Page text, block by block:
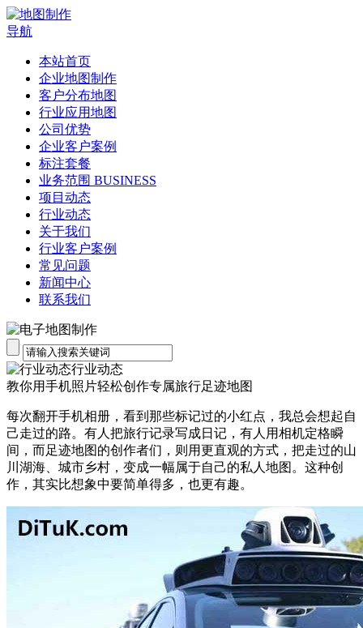
导航
本站首页
企业地图制作
客户分布地图
行业应用地图
公司优势
企业客户案例
标注套餐
业务范围 BUSINESS
项目动态
行业动态
关于我们
行业客户案例
常见问题
新闻中心
联系我们
行业动态
教你用手机照片轻松创作专属旅行足迹地图
每次翻开手机相册，看到那些标记过的小红点，我总会想起自
己走过的路。有人把旅行记录写成日记，有人用相机定格瞬
间，而足迹地图的创作者们，则用更直观的方式，把走过的山
川湖海、城市乡村，变成一幅属于自己的私人地图。这种创
作，其实比想象中要简单得多，也更有趣。